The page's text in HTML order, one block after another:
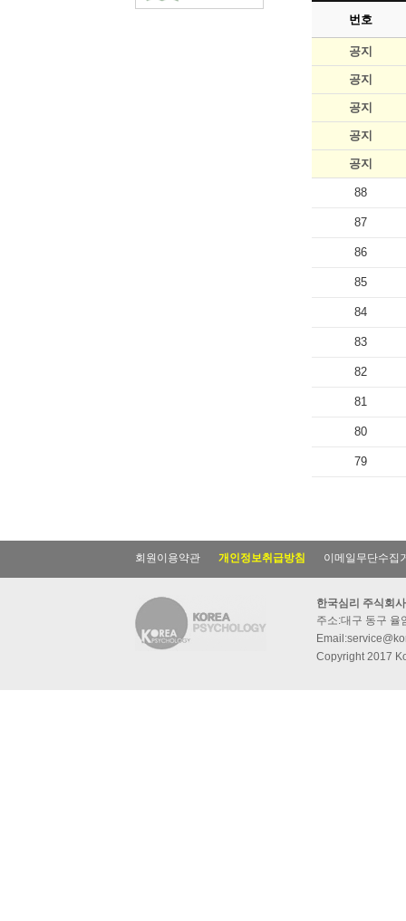
번호
공지
공지
공지
공지
공지
88
87
86
85
84
83
82
81
80
79
회원이용약관 개인정보취급방침 이메일무단수집
한국심리 주식회사
주소:대구 동구 율
Copyright 2017